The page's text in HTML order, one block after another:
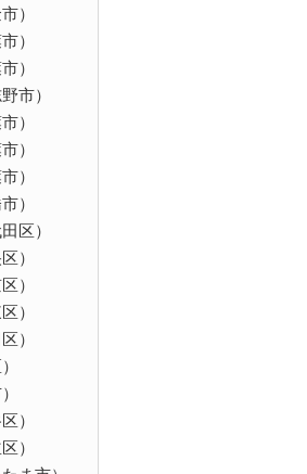
）
）
）
市）
）
）
）
）
区）
）
）
）
）
）
）